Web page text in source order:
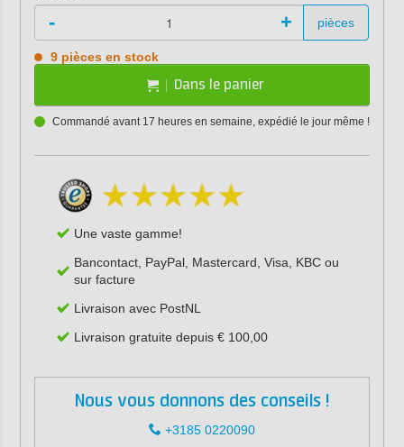
- + pièces
9 pièces en stock
Dans le panier
Commandé avant 17 heures en semaine, expédié le jour même !
Une vaste gamme!
Bancontact, PayPal, Mastercard, Visa, KBC ou
sur facture
Livraison avec PostNL
Livraison gratuite depuis € 100,00
Nous vous donnons des conseils !
+3185 0220090